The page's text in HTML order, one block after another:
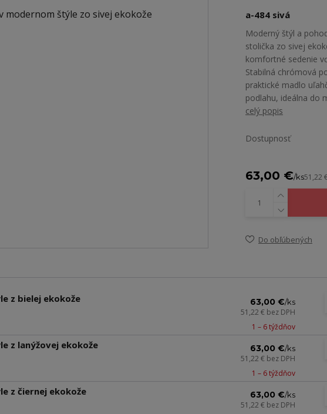
a-484 sivá
Moderný štýl a
stolička zo sivej
komfortné sedenie
Stabilná chrómová
praktické madlo
podlahu, ideálna do
celý popis
Dostupnosť
63,00 €/ks51,22
Do obľúbených
z bielej ekokože 63,00 €/ks
51,22 € bez DPH
1 – 6 týždňov
z lanýžovej ekokože 63,00 €/ks
51,22 € bez DPH
1 – 6 týždňov
z čiernej ekokože 63,00 €/ks
51,22 € bez DPH